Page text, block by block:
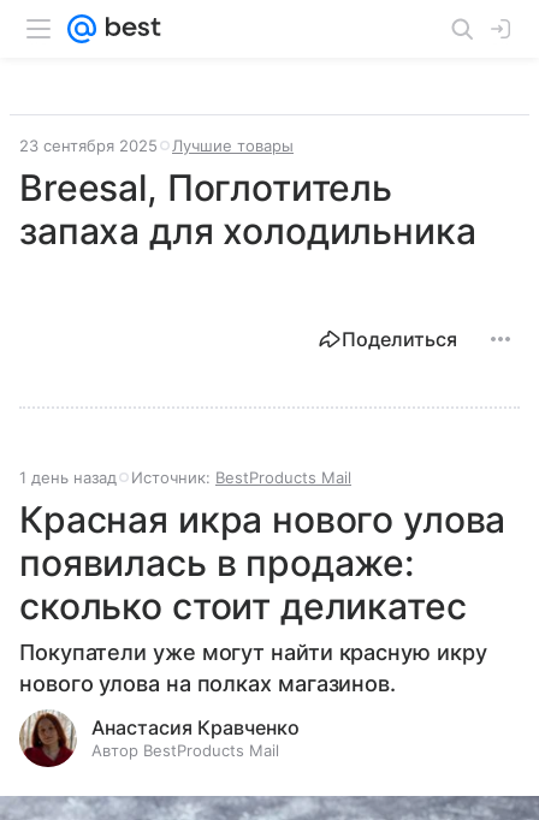
23 сентября 2025 Лучшие товары
Breesal, Поглотитель
запаха для холодильника
Поделиться
1 день назад Источник: BestProducts Mail
Красная икра нового улова
появилась в продаже:
сколько стоит деликатес
Покупатели уже могут найти красную икру
нового улова на полках магазинов.
Анастасия Кравченко
Автор BestProducts Mail